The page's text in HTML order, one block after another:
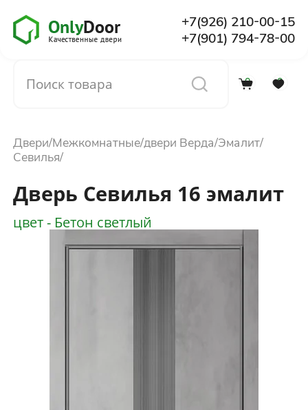
+7(926) 210-00-15
+7(901) 794-78-00
0 0
О компании
Установка
Доставка и оплата
Двери Межкомнатные двери Верда Эмалит
Севилья
Дверь Севилья 16 эмалит
цвет - Бетон светлый